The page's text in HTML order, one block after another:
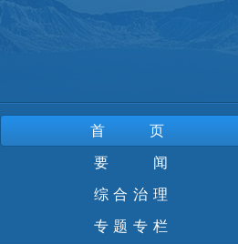
首页
要 闻
综合治理
专题专栏